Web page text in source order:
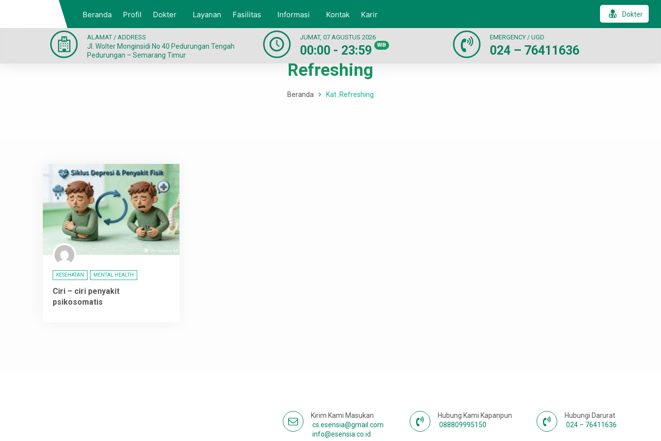
Beranda Profil Dokter Layanan Fasilitas Informasi Kontak Karir Dokter
ALAMAT / ADDRESS
Jl. Wolter Monginsidi No 40 Pedurungan Tengah
Pedurungan – Semarang Timur
JUMAT, 07 AGUSTUS 2026
00:00 - 23:59 WIB
EMERGENCY / UGD
024 – 76411636
Refreshing
Beranda Kat :Refreshing
KESEHATAN MENTAL HEALTH
Ciri – ciri penyakit
psikosomatis
Hubungi Darurat
024 – 76411636
Hubung Kami Kapanpun
088809995150
Kirim Kami Masukan
cs.esensia@gmail.com
info@esensia.co.id